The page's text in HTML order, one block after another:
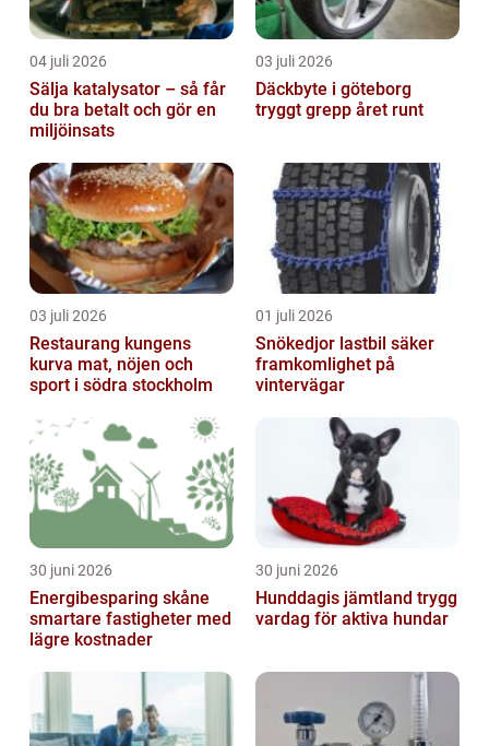
04 juli 2026
Sälja katalysator – så får
du bra betalt och gör en
miljöinsats
03 juli 2026
Däckbyte i göteborg
tryggt grepp året runt
03 juli 2026
Restaurang kungens
kurva mat, nöjen och
sport i södra stockholm
01 juli 2026
Snökedjor lastbil säker
framkomlighet på
vintervägar
30 juni 2026
Energibesparing skåne
smartare fastigheter med
lägre kostnader
30 juni 2026
Hunddagis jämtland trygg
vardag för aktiva hundar